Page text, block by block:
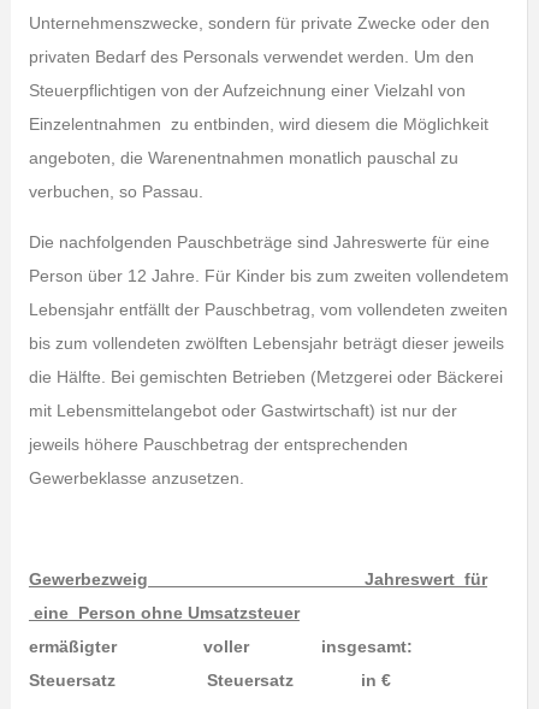
Unternehmenszwecke, sondern für private Zwecke oder den
privaten Bedarf des Personals verwendet werden. Um den
Steuerpflichtigen von der Aufzeichnung einer Vielzahl von
Einzelentnahmen zu entbinden, wird diesem die Möglichkeit
angeboten, die Warenentnahmen monatlich pauschal zu
verbuchen, so Passau.
Die nachfolgenden Pauschbeträge sind Jahreswerte für eine
Person über 12 Jahre. Für Kinder bis zum zweiten vollendetem
Lebensjahr entfällt der Pauschbetrag, vom vollendeten zweiten
bis zum vollendeten zwölften Lebensjahr beträgt dieser jeweils
die Hälfte. Bei gemischten Betrieben (Metzgerei oder Bäckerei
mit Lebensmittelangebot oder Gastwirtschaft) ist nur der
jeweils höhere Pauschbetrag der entsprechenden
Gewerbeklasse anzusetzen.
Gewerbezweig Jahreswert für
eine Person ohne Umsatzsteuer
ermäßigter voller insgesamt:
Steuersatz Steuersatz in €